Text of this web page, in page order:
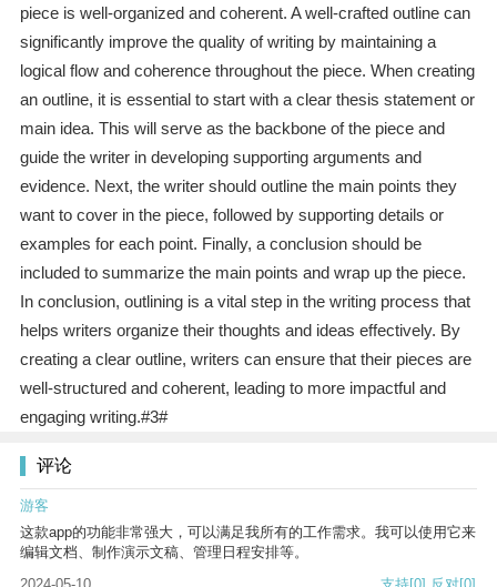
piece is well-organized and coherent. A well-crafted outline can
significantly improve the quality of writing by maintaining a
logical flow and coherence throughout the piece. When creating
an outline, it is essential to start with a clear thesis statement or
main idea. This will serve as the backbone of the piece and
guide the writer in developing supporting arguments and
evidence. Next, the writer should outline the main points they
want to cover in the piece, followed by supporting details or
examples for each point. Finally, a conclusion should be
included to summarize the main points and wrap up the piece.
In conclusion, outlining is a vital step in the writing process that
helps writers organize their thoughts and ideas effectively. By
creating a clear outline, writers can ensure that their pieces are
well-structured and coherent, leading to more impactful and
engaging writing.#3#
评论
游客
这款app的功能非常强大，可以满足我所有的工作需求。我可以使用它来
编辑文档、制作演示文稿、管理日程安排等。